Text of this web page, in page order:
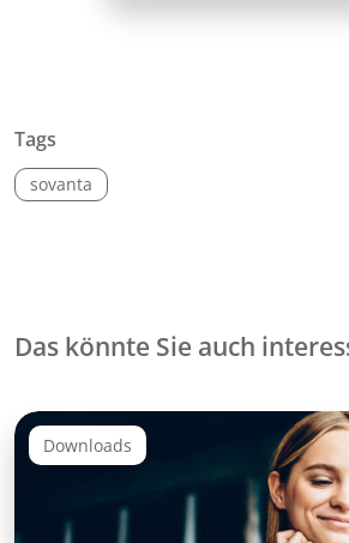
Tags
sovanta
Das könnte Sie auch
Downloads